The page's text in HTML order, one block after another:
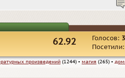
Голосов:
Посетили:
62.92
произведений (1244) ▪ магия (265) ▪